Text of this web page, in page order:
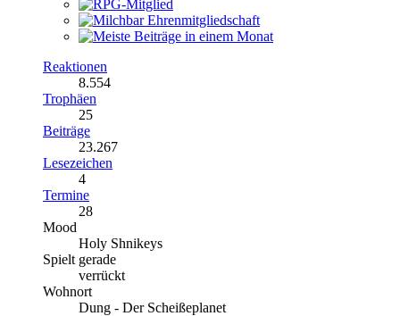
Reaktionen
8.554
Trophäen
25
Beiträge
23.267
Lesezeichen
4
Termine
28
Mood
Holy Shnikeys
Spielt gerade
verrückt
Wohnort
Dung - Der Scheißeplanet